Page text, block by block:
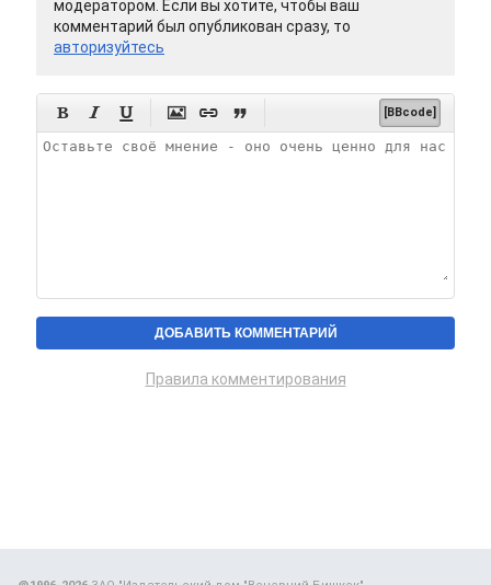
модератором. Если вы хотите, чтобы ваш
комментарий был опубликован сразу, то
авторизуйтесь
      [BBcode]
Правила комментирования